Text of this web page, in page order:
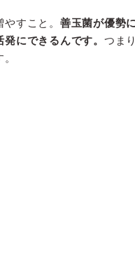
すこと。 善玉菌が優勢
にできるんです。 つま